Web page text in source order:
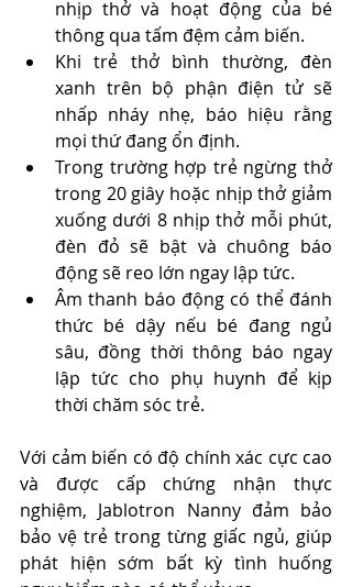
nhịp thở và hoạt động của bé
thông qua tấm đệm cảm biến.
Khi trẻ thở bình thường, đèn
xanh trên bộ phận điện tử sẽ
nhấp nháy nhẹ, báo hiệu rằng
mọi thứ đang ổn định.
Trong trường hợp trẻ ngừng thở
trong 20 giây hoặc nhịp thở giảm
xuống dưới 8 nhịp thở mỗi phút,
đèn đỏ sẽ bật và chuông báo
động sẽ reo lớn ngay lập tức.
Âm thanh báo động có thể đánh
thức bé dậy nếu bé đang ngủ
sâu, đồng thời thông báo ngay
lập tức cho phụ huynh để kịp
thời chăm sóc trẻ.
Với cảm biến có độ chính xác cực cao
và được cấp chứng nhận thực
nghiệm, Jablotron Nanny đảm bảo
bảo vệ trẻ trong từng giấc ngủ, giúp
phát hiện sớm bất kỳ tình huống